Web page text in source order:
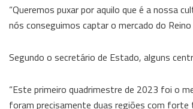
“Queremos puxar por aquilo que é a nossa
nós conseguimos captar o mercado do
Segundo o secretário de Estado, alguns
“Este primeiro quadrimestre de 2023 foi o
foram precisamente duas regiões com forte